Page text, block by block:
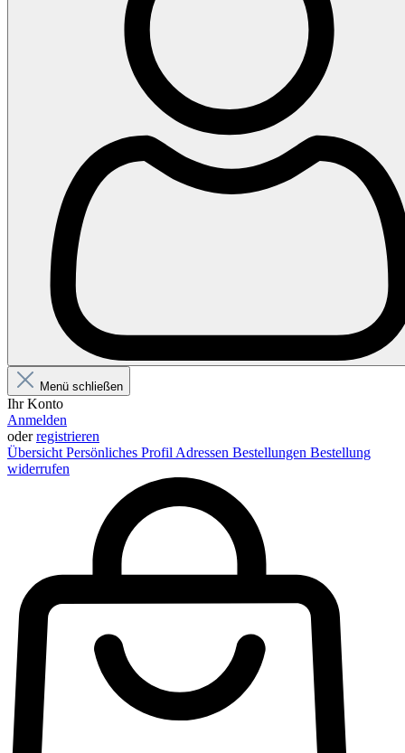
Menü schließen
Ihr Konto
Anmelden
oderregistrieren
Übersicht Persönliches Profil Adressen Bestellungen Bestellung
widerrufen